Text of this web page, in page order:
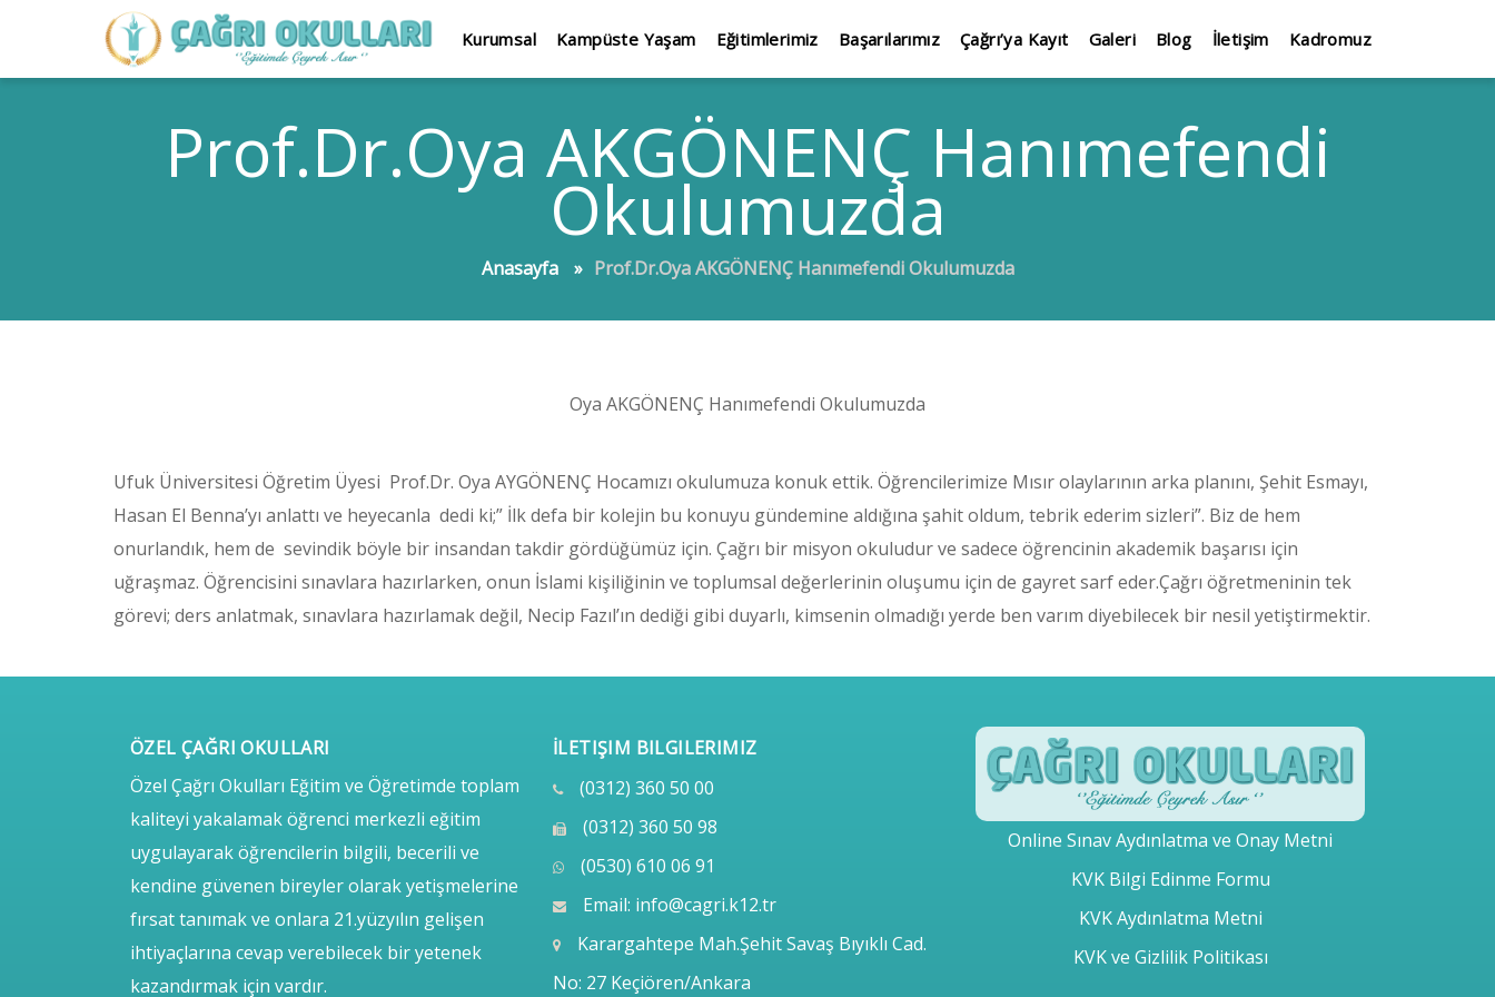
Kurumsal Kampüste Yaşam Eğitimlerimiz Başarılarımız Çağrı’ya Kayıt Galeri Blog İletişim Kadromuz
Prof.Dr.Oya AKGÖNENÇ Hanımefendi
Okulumuzda
Anasayfa Prof.Dr.Oya AKGÖNENÇ Hanımefendi Okulumuzda
Oya AKGÖNENÇ Hanımefendi Okulumuzda
Ufuk Üniversitesi Öğretim Üyesi Prof.Dr. Oya AYGÖNENÇ Hocamızı okulumuza konuk ettik. Öğrencilerimize Mısır olaylarının arka planını, Şehit Esmayı,
Hasan El Benna’yı anlattı ve heyecanla dedi ki;” İlk defa bir kolejin bu konuyu gündemine aldığına şahit oldum, tebrik ederim sizleri”. Biz de hem
onurlandık, hem de sevindik böyle bir insandan takdir gördüğümüz için. Çağrı bir misyon okuludur ve sadece öğrencinin akademik başarısı için
uğraşmaz. Öğrencisini sınavlara hazırlarken, onun İslami kişiliğinin ve toplumsal değerlerinin oluşumu için de gayret sarf eder.Çağrı öğretmeninin tek
görevi; ders anlatmak, sınavlara hazırlamak değil, Necip Fazıl’ın dediği gibi duyarlı, kimsenin olmadığı yerde ben varım diyebilecek bir nesil yetiştirmektir.
ÖZEL ÇAĞRI OKULLARI
Özel Çağrı Okulları Eğitim ve Öğretimde toplam
kaliteyi yakalamak öğrenci merkezli eğitim
uygulayarak öğrencilerin bilgili, becerili ve
kendine güvenen bireyler olarak yetişmelerine
fırsat tanımak ve onlara 21.yüzyılın gelişen
ihtiyaçlarına cevap verebilecek bir yetenek
kazandırmak için vardır.
İLETIŞIM BILGILERIMIZ
(0312) 360 50 00
(0312) 360 50 98
(0530) 610 06 91
Email: info@cagri.k12.tr
Karargahtepe Mah.Şehit Savaş Bıyıklı Cad.
No: 27 Keçiören/Ankara
Online Sınav Aydınlatma ve Onay Metni
KVK Bilgi Edinme Formu
KVK Aydınlatma Metni
KVK ve Gizlilik Politikası